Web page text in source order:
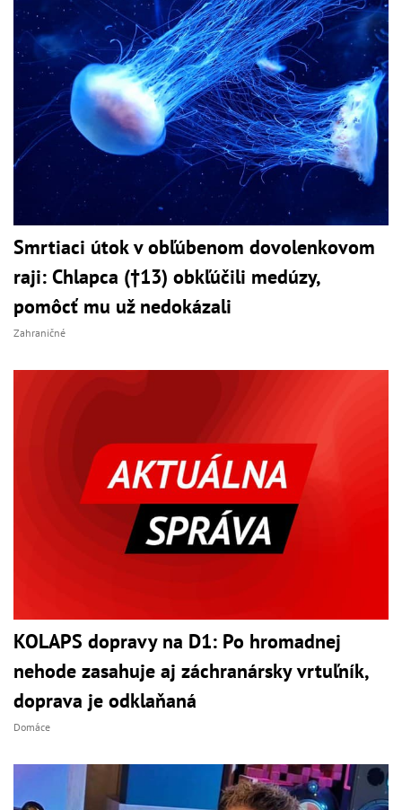
Smrtiaci útok v obľúbenom dovolenkovom
raji: Chlapca (†13) obkľúčili medúzy,
pomôcť mu už nedokázali
Zahraničné
KOLAPS dopravy na D1: Po hromadnej
nehode zasahuje aj záchranársky vrtuľník,
doprava je odklaňaná
Domáce